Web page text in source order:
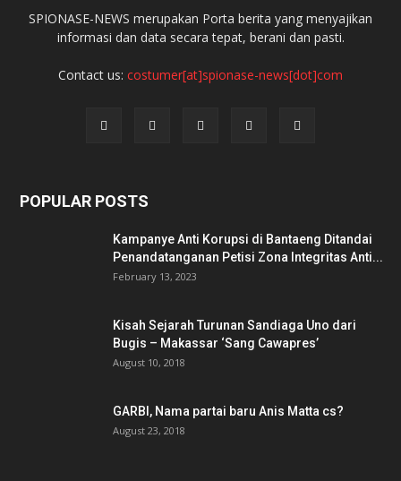
SPIONASE-NEWS merupakan Porta berita yang menyajikan
informasi dan data secara tepat, berani dan pasti.
Contact us: costumer[at]spionase-news[dot]com
POPULAR POSTS
Kampanye Anti Korupsi di Bantaeng Ditandai
Penandatanganan Petisi Zona Integritas Anti...
February 13, 2023
Kisah Sejarah Turunan Sandiaga Uno dari
Bugis – Makassar ‘Sang Cawapres’
August 10, 2018
GARBI, Nama partai baru Anis Matta cs?
August 23, 2018